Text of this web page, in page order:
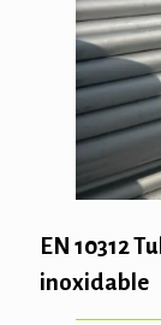
EN 10312
inoxidable